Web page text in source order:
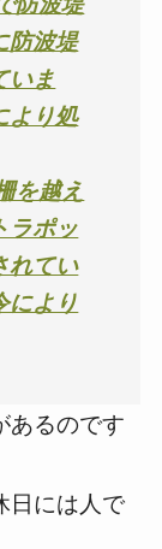
防波堤
いま
より処
を越え
ラポッ
れてい
により
あるのです
日には人で